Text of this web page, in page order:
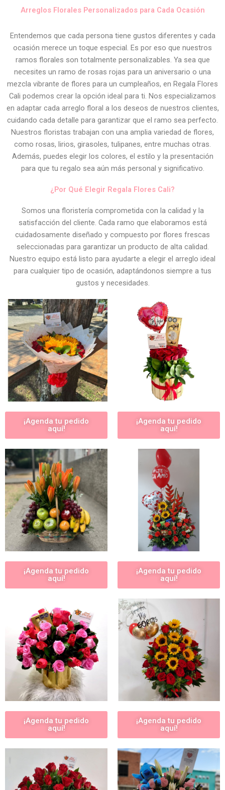
Arreglos Florales Personalizados para Cada Ocasión
Entendemos que cada persona tiene gustos diferentes y cada
ocasión merece un toque especial. Es por eso que nuestros
ramos florales son totalmente personalizables. Ya sea que
necesites un ramo de rosas rojas para un aniversario o una
mezcla vibrante de flores para un cumpleaños, en Regala Flores
Cali podemos crear la opción ideal para ti. Nos especializamos
en adaptar cada arreglo floral a los deseos de nuestros clientes,
cuidando cada detalle para garantizar que el ramo sea perfecto.
Nuestros floristas trabajan con una amplia variedad de flores,
como rosas, lirios, girasoles, tulipanes, entre muchas otras.
Además, puedes elegir los colores, el estilo y la presentación
para que tu regalo sea aún más personal y significativo.
¿Por Qué Elegir Regala Flores Cali?
Somos una floristería comprometida con la calidad y la
satisfacción del cliente. Cada ramo que elaboramos está
cuidadosamente diseñado y compuesto por flores frescas
seleccionadas para garantizar un producto de alta calidad.
Nuestro equipo está listo para ayudarte a elegir el arreglo ideal
para cualquier tipo de ocasión, adaptándonos siempre a tus
gustos y necesidades.
¡Agenda tu pedido
aquí!
¡Agenda tu pedido
aquí!
¡Agenda tu pedido
aquí!
¡Agenda tu pedido
aquí!
¡Agenda tu pedido
aquí!
¡Agenda tu pedido
aquí!